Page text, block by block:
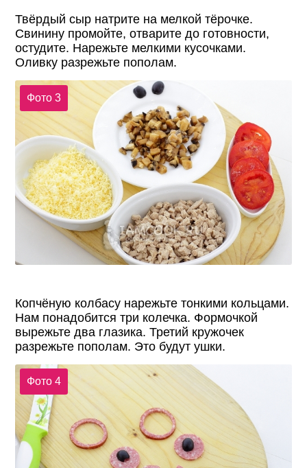
Твёрдый сыр натрите на мелкой тёрочке.
Свинину промойте, отварите до готовности,
остудите. Нарежьте мелкими кусочками.
Оливку разрежьте пополам.
Фото 3
Копчёную колбасу нарежьте тонкими кольцами.
Нам понадобится три колечка. Формочкой
вырежьте два глазика. Третий кружочек
разрежьте пополам. Это будут ушки.
Фото 4